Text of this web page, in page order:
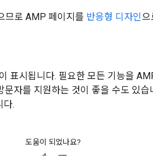
므로 AMP 페이지를 반응형 디자인으
표시됩니다. 필요한 모든 기능을
문자를 지원하는 것이 좋을 수도 있
다.
도움이 되었나요?